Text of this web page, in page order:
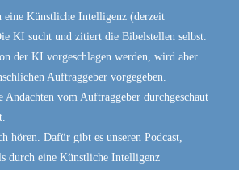
eine Künstliche Intelligenz (derzeit
KI sucht und zitiert die Bibelstellen selbst.
der KI vorgeschlagen werden, wird aber
Auftraggeber vorgegeben.
Andachten vom Auftraggeber durchgeschaut
hören. Dafür gibt es unseren Podcast,
durch eine Künstliche Intelligenz